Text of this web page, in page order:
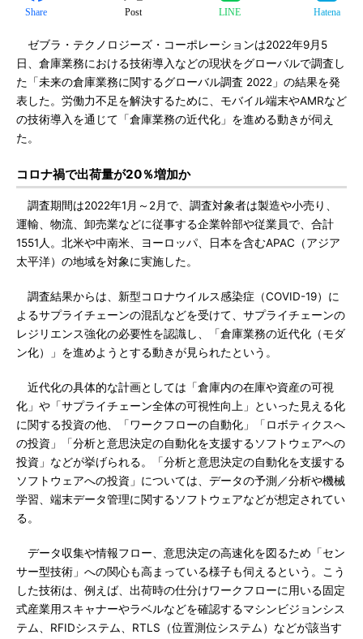
Share Post LINE Hatena
ゼブラ・テクノロジーズ・コーポレーションは2022年9月5
日、倉庫業務における技術導入などの現状をグローバルで調査し
た「未来の倉庫業務に関するグローバル調査 2022」の結果を発
表した。労働力不足を解決するために、モバイル端末やAMRなど
の技術導入を通じて「倉庫業務の近代化」を進める動きが伺え
た。
コロナ禍で出荷量が20％増加か
調査期間は2022年1月～2月で、調査対象者は製造や小売り、
運輸、物流、卸売業などに従事する企業幹部や従業員で、合計
1551人。北米や中南米、ヨーロッパ、日本を含むAPAC（アジア
太平洋）の地域を対象に実施した。
調査結果からは、新型コロナウイルス感染症（COVID-19）に
よるサプライチェーンの混乱などを受けて、サプライチェーンの
レジリエンス強化の必要性を認識し、「倉庫業務の近代化（モダ
ン化）」を進めようとする動きが見られたという。
近代化の具体的な計画としては「倉庫内の在庫や資産の可視
化」や「サプライチェーン全体の可視性向上」といった見える化
に関する投資の他、「ワークフローの自動化」「ロボティクスへ
の投資」「分析と意思決定の自動化を支援するソフトウェアへの
投資」などが挙げられる。「分析と意思決定の自動化を支援する
ソフトウェアへの投資」については、データの予測／分析や機械
学習、端末データ管理に関するソフトウェアなどが想定されてい
る。
データ収集や情報フロー、意思決定の高速化を図るため「セン
サー型技術」への関心も高まっている様子も伺えるという。こう
した技術は、例えば、出荷時の仕分けワークフローに用いる固定
式産業用スキャナーやラベルなどを確認するマシンビジョンシス
テム、RFIDシステム、RTLS（位置測位システム）などが該当す